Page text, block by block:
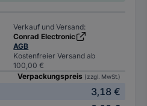
Verkauf und Versand:
Conrad Electronic
AGB
Kostenfreier Versand ab
100,00 €
Verpackungspreis (zzgl. MwSt.)
3,18 €